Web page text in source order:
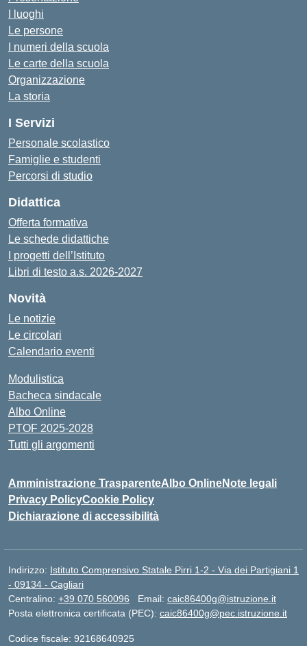
I luoghi
Le persone
I numeri della scuola
Le carte della scuola
Organizzazione
La storia
I Servizi
Personale scolastico
Famiglie e studenti
Percorsi di studio
Didattica
Offerta formativa
Le schede didattiche
I progetti dell’Istituto
Libri di testo a.s. 2026-2027
Novità
Le notizie
Le circolari
Calendario eventi
Modulistica
Bacheca sindacale
Albo Online
PTOF 2025-2028
Tutti gli argomenti
Amministrazione TrasparenteAlbo OnlineNote legali
Privacy PolicyCookie Policy
Dichiarazione di accessibilità
Indirizzo: Istituto Comprensivo Statale Pirri 1-2 - Via dei Partigiani 1
- 09134 - Cagliari
Centralino: +39 070 560096 Email: caic86400g@istruzione.it
Posta elettronica certificata (PEC): caic86400g@pec.istruzione.it
Codice fiscale: 92168640925